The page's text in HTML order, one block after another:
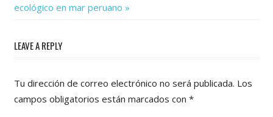
entradas
Post:
ecológico en mar peruano
LEAVE A REPLY
Tu dirección de correo electrónico no será publicada. Los
campos obligatorios están marcados con *